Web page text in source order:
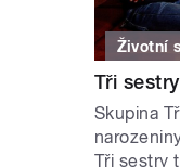
Životní
Tři
Skupina
Tři sestry